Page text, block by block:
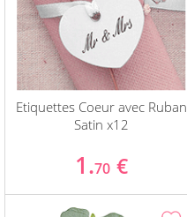
Etiquettes Coeur avec Ruban
Satin x12
1.70 €